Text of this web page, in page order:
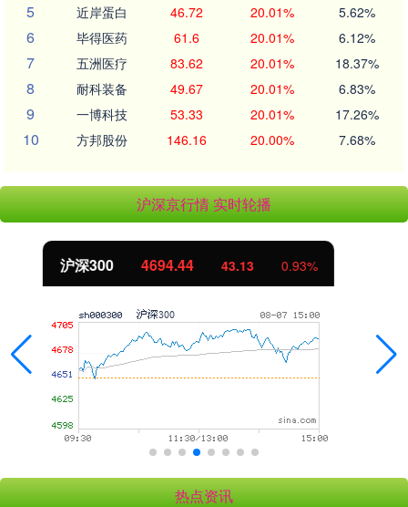
5 近岸蛋白 46.72 20.01% 5.62%
6 毕得医药 61.6 20.01% 6.12%
7 五洲医疗 83.62 20.01% 18.37%
8 耐科装备 49.67 20.01% 6.83%
9 一博科技 53.33 20.01% 17.26%
10 方邦股份 146.16 20.00% 7.68%
沪深京行情 实时轮播
北证50 1134.24 11.37 1.01%
热点资讯